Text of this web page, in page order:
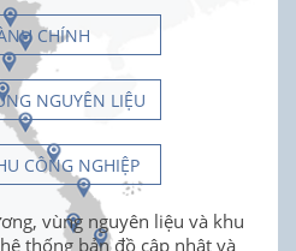
CHÍNH
NGUYÊN LIỆU
CÔNG NGHIỆP
vùng nguyên liệu và khu
thống bản đồ cập nhật và